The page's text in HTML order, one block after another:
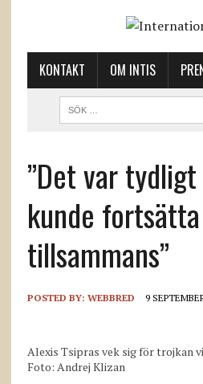
KONTAKT OM INTIS
”Det var
kunde fortsätta
tillsammans”
POSTED BY: WEBBRED 9
Alexis Tsipras vek sig för trojkan
Foto: Andrej Klizan